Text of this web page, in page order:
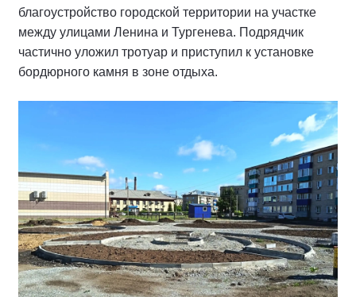
благоустройство городской территории на участке
между улицами Ленина и Тургенева. Подрядчик
частично уложил тротуар и приступил к установке
бордюрного камня в зоне отдыха.